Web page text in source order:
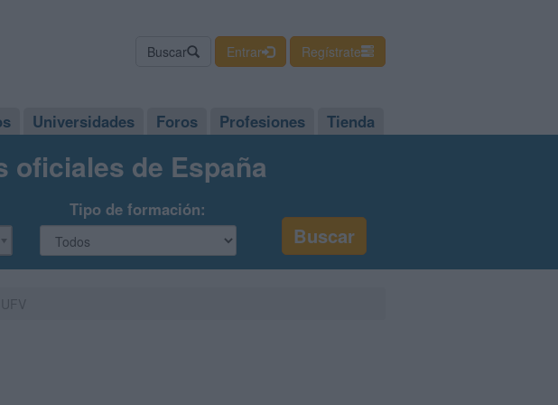
Buscar Entrar Regístrate
Universidades Foros Profesiones Tienda
oficiales de España
Tipo de formación: